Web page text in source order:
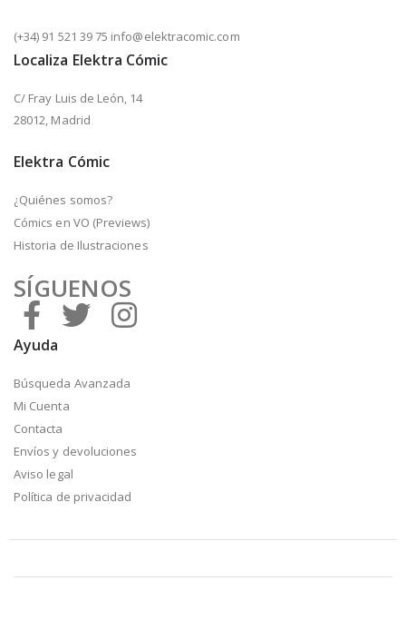
(+34) 91 521 39 75 info@elektracomic.com
Localiza Elektra Cómic
C/ Fray Luis de León, 14
28012, Madrid
Elektra Cómic
¿Quiénes somos?
Cómics en VO (Previews)
Historia de Ilustraciones
SÍGUENOS
Ayuda
Búsqueda Avanzada
Mi Cuenta
Contacta
Envíos y devoluciones
Aviso legal
Política de privacidad